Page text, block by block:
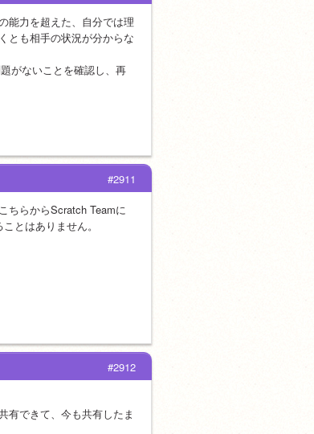
能力を超えた、自分では理
とも相手の状況が分からな
がないことを確認し、再
#2911
ちらからScratch Teamに
とはありません。
#2912
有できて、今も共有したま